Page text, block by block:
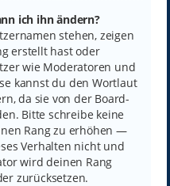
ich ihn ändern?
stehen, zeigen
erstellt hast oder
wie Moderatoren und
kannst du den Wortlaut
da sie von der Board-
Bitte schreibe keine
Rang zu erhöhen —
Verhalten nicht und
wird deinen Rang
zurücksetzen.